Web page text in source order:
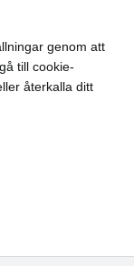
genom att
till cookie-
återkalla ditt